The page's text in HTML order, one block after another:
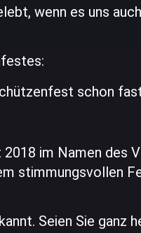
wenn es uns
schon
im Namen des
stimmungsvollen
Seien Sie ganz